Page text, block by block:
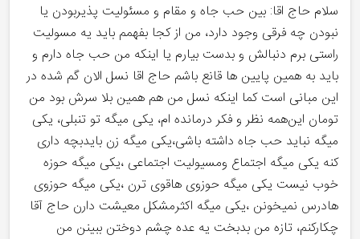
سلام حاج اقا: بین حب جاه و مقام و مسئولیت پذیربودن یا
نبودن چه فرقی وجود دارد، من از کجا بفهمم باید یه مسولیت
راستی برم دنبالش و بدست بیارم یا اینکه من حب جاه دارم و
باید به همین پایین ها قانع باشم حاج اقا نسل الان گم شده در
این مبانی است کما اینکه نسل من هم همین بلا سرش بود من
تومان این‌همه نظر و فکر درمانده ام، یکی میگه تو تنبلی، یکی
میگه نباید حب جاه داشته باشی،یکی میگه زن بایدبچه داری
کنه یکی میگه اجتماع ومسیولیت اجتماعی ،یکی میگه حوزه
خوب نیست یکی میگه حوزوی هاقوی ترن ،یکی میگه حوزوی
هادرس نمیخونن ،یکی میگه اکثرمشکل معیشت دارن حاج آقا
چکارکنم، تازه من بدبخت یه عده چشم دوختن ببینن من